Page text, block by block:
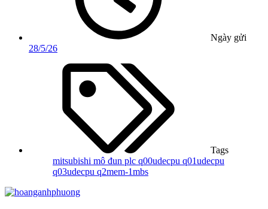
Ngày gửi
28/5/26
Tags
mitsubishi mô đun plc q00udecpu q01udecpu
q03udecpu q2mem-1mbs